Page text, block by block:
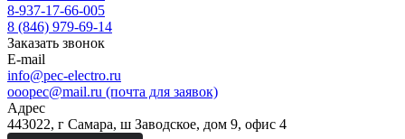
8-937-17-66-005
8 (846) 979-69-14
Заказать звонок
E-mail
info@pec-electro.ru
ooopec@mail.ru (почта для заявок)
Адрес
443022, г Самара, ш Заводское, дом 9, офис 4